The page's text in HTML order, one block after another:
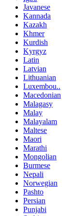
Javanese
Kannada
Kazakh
Khmer
Kurdish
Kyrgyz
Latin
Latvian
Lithuanian
Luxembou..
Macedonian
Malagasy
Malay
Malayalam
Maltese
Maori
Marathi
Mongolian
Burmese
Nepali
Norwegian
Pashto
Persian
Punjabi